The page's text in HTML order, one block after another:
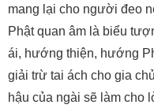
mang lại cho người đeo
Phật quan âm là biểu
ái, hướng thiện, hướng
giải trừ tai ách cho gia
hậu của ngài sẽ làm cho